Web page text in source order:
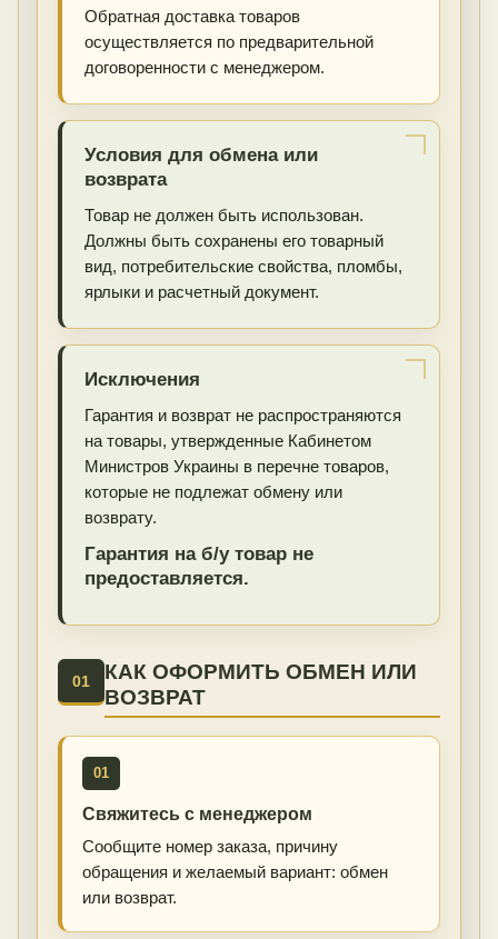
Обратная доставка товаров
осуществляется по предварительной
договоренности с менеджером.
Условия для обмена или
возврата
Товар не должен быть использован.
Должны быть сохранены его товарный
вид, потребительские свойства, пломбы,
ярлыки и расчетный документ.
Исключения
Гарантия и возврат не распространяются
на товары, утвержденные Кабинетом
Министров Украины в перечне товаров,
которые не подлежат обмену или
возврату.
Гарантия на б/у товар не
предоставляется.
01
КАК ОФОРМИТЬ ОБМЕН ИЛИ
ВОЗВРАТ
01
Свяжитесь с менеджером
Сообщите номер заказа, причину
обращения и желаемый вариант: обмен
или возврат.